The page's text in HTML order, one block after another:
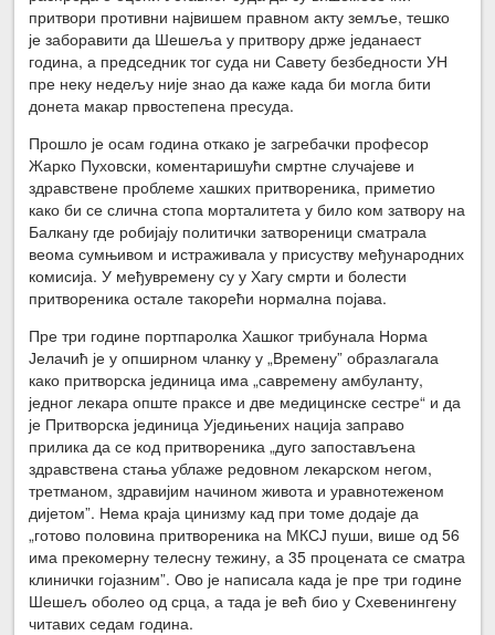
притвори противни највишем правном акту земље, тешко
је заборавити да Шешеља у притвору држе једанаест
година, а председник тог суда ни Савету безбедности УН
пре неку недељу није знао да каже када би могла бити
донета макар првостепена пресуда.
Прошло је осам година откако је загребачки професор
Жарко Пуховски, коментаришући смртне случајеве и
здравствене проблеме хашких притвореника, приметио
како би се слична стопа морталитета у било ком затвору на
Балкану где робијају политички затвореници сматрала
веома сумњивом и истраживала у присуству међународних
комисија. У међувремену су у Хагу смрти и болести
притвореника остале такорећи нормална појава.
Пре три године портпаролка Хашког трибунала Норма
Јелачић је у опширном чланку у „Времену” образлагала
како притворска јединица има „савремену амбуланту,
једног лекара опште праксе и две медицинске сестре“ и да
је Притворска јединица Уједињених нација заправо
прилика да се код притвореника „дуго запостављена
здравствена стања ублаже редовном лекарском негом,
третманом, здравијим начином живота и уравнотеженом
дијетом”. Нема краја цинизму кад при томе додаје да
„готово половина притвореника на МКСЈ пуши, више од 56
има прекомерну телесну тежину, а 35 процената се сматра
клинички гојазним”. Ово је написала када је пре три године
Шешељ оболео од срца, а тада је већ био у Схевенингену
читавих седам година.